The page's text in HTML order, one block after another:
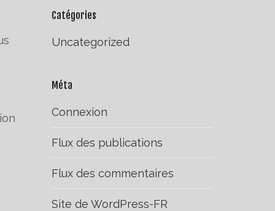
Catégories
Uncategorized
Méta
Connexion
Flux des publications
Flux des commentaires
Site de WordPress-FR